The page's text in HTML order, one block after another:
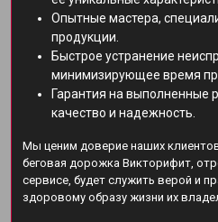
Опытные мастера,
продукции.
Быстрое устранение
минимизирующее время
Гарантия на
качество и надежность.
Мы ценим доверие наших
беговая дорожка Викторифит,
сервисе, будет служить верой и
здоровому образу жизни их